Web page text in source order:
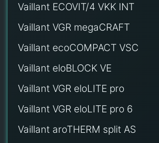
Vaillant ECOVIT/4 VKK INT
Vaillant VGR megaCRAFT
Vaillant ecoCOMPACT VSC
Vaillant eloBLOCK VE
Vaillant VGR eloLITE pro
Vaillant VGR eloLITE pro 6
Vaillant aroTHERM split AS